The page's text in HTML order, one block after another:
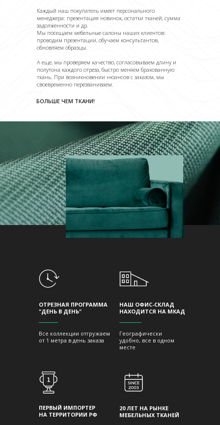
Каждый наш покупатель имеет персонального
менеджера: презентация новинок, остатки тканей, сумма
задолженности и др.
Мы посещаем мебельные салоны наших клиентов:
проводим презентации, обучаем консультантов,
обновляем образцы.
А еще, мы проверяем качество, согласовываем длину и
полутона каждого отреза, быстро меняем бракованную
ткань. При возникновении нюансов с заказом, мы
своевременно перезваниваем.
БОЛЬШЕ ЧЕМ ТКАНИ!
НАШ ОФИС-СКЛАД
НАХОДИТСЯ НА МКАД
Географически
удобно, все в одном
месте
20 ЛЕТ НА РЫНКЕ
МЕБЕЛЬНЫХ ТКАНЕЙ
ПЕРВЫЙ ИМПОРТЕР
НА ТЕРРИТОРИИ РФ
ОТРЕЗНАЯ ПРОГРАММА
"ДЕНЬ В ДЕНЬ"
Все коллекции отгружаем
от 1 метра в день заказа